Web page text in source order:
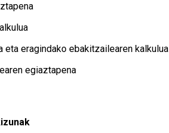
eta eragindako ebakitzailearen kalkulua
egiaztapena